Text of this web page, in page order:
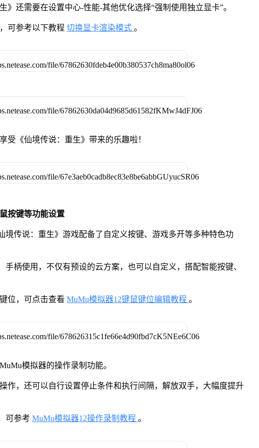
》还需要在设置中心-性能-其他优化选择“强制使用独立显卡”。
可参考以下教程 切换显卡渲染模式 。
受《仙境传说：重生》带来的乐趣啦！
按键等功能设置
境传说：重生》游戏配备了自定义按键、游戏多开等多种特色功
手柄使用，不仅有预设的云方案，也可以自定义，搭配智能按键、
位，可点击查看 MuMu模拟器12键鼠键位编辑教程 。
模拟器的操作录制功能。
作，还可以自行设置停止条件和执行间隔，解放双手，大幅度提升
可参考 MuMu模拟器12操作录制教程 。